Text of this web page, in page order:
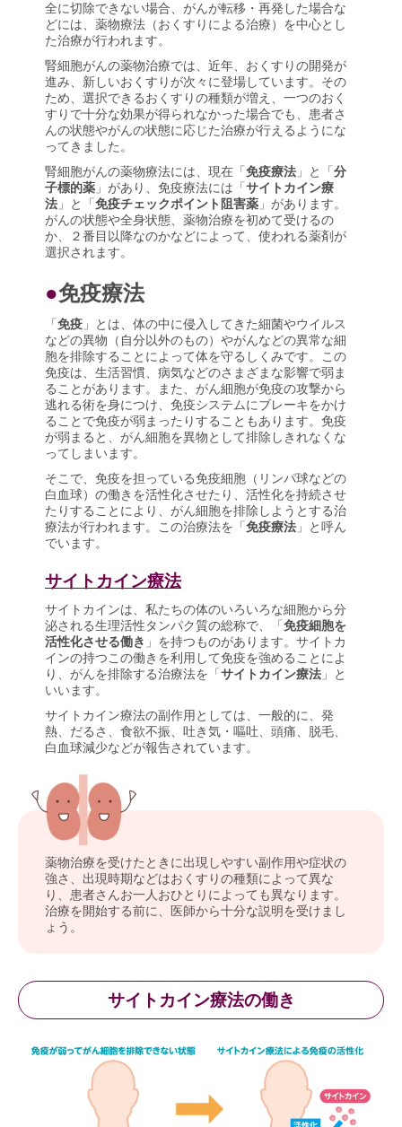
全に切除できない場合、がんが転移・再発した場合な
どには、薬物療法（おくすりによる治療）を中心とし
た治療が行われます。
腎細胞がんの薬物治療では、近年、おくすりの開発が
進み、新しいおくすりが次々に登場しています。その
ため、選択できるおくすりの種類が増え、一つのおく
すりで十分な効果が得られなかった場合でも、患者さ
んの状態やがんの状態に応じた治療が行えるようにな
ってきました。
腎細胞がんの薬物療法には、現在「 免疫療法 」と「 分
子標的薬 」があり、免疫療法には「 サイトカイン療
法 」と「 免疫チェックポイント阻害薬 」があります。
がんの状態や全身状態、薬物治療を初めて受けるの
か、２番目以降なのかなどによって、使われる薬剤が
選択されます。
●免疫療法
「 免疫 」とは、体の中に侵入してきた細菌やウイルス
などの異物（自分以外のもの）やがんなどの異常な細
胞を排除することによって体を守るしくみです。この
免疫は、生活習慣、病気などのさまざまな影響で弱ま
ることがあります。また、がん細胞が免疫の攻撃から
逃れる術を身につけ、免疫システムにブレーキをかけ
ることで免疫が弱まったりすることもあります。免疫
が弱まると、がん細胞を異物として排除しきれなくな
ってしまいます。
そこで、免疫を担っている免疫細胞（リンパ球などの
白血球）の働きを活性化させたり、活性化を持続させ
たりすることにより、がん細胞を排除しようとする治
療法が行われます。この治療法を「 免疫療法 」と呼ん
でいます。
サイトカイン療法
サイトカインは、私たちの体のいろいろな細胞から分
泌される生理活性タンパク質の総称で、「 免疫細胞を
活性化させる働き 」を持つものがあります。サイトカ
インの持つこの働きを利用して免疫を強めることによ
り、がんを排除する治療法を「 サイトカイン療法 」と
いいます。
サイトカイン療法の副作用としては、一般的に、発
熱、だるさ、食欲不振、吐き気・嘔吐、頭痛、脱毛、
白血球減少などが報告されています。
薬物治療を受けたときに出現しやすい副作用や症状の
強さ、出現時期などはおくすりの種類によって異な
り、患者さんお一人おひとりによっても異なります。
治療を開始する前に、医師から十分な説明を受けまし
ょう。
サイトカイン療法の働き